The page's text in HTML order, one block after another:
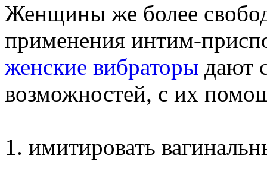
Женщины же более
применения интим-
женские вибраторы дают
возможностей, с их
1. имитировать